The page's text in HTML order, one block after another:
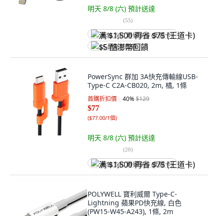
明天 8/8 (六) 預計送達
(55)
满 $1,500 再省 $75 (王道卡)
$5 酷澎幣回饋
PowerSync 群加 3A快充傳輸線USB-
Type-C C2A-CB020, 2m, 橘, 1條
首購折扣價 40%$129
$77
($77.00/1個)
明天 8/8 (六) 預計送達
(20)
满 $1,500 再省 $75 (王道卡)
POLYWELL 寶利威爾 Type-C-
Lightning 蘋果PD快充線, 白色
(PW15-W45-A243), 1條, 2m